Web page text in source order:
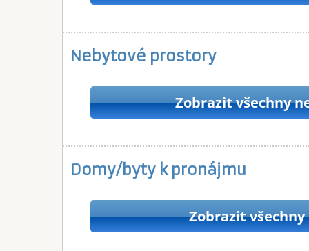
Nebytové prostory
Zobrazit všechny
Domy/byty k pronájmu
Zobrazit